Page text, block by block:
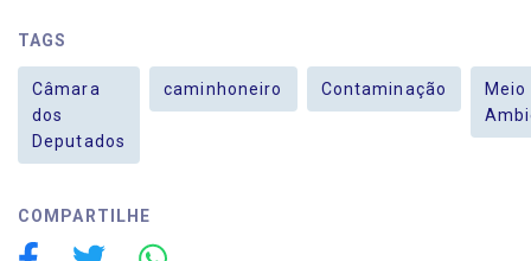
TAGS
Câmara
dos
Deputados
caminhoneiro Contaminação
Meio
COMPARTILHE